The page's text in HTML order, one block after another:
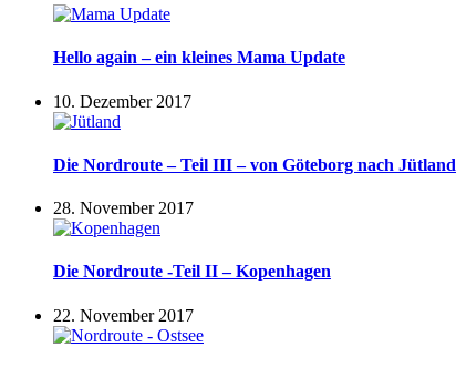
Hello again – ein kleines Mama Update
10. Dezember 2017
Die Nordroute – Teil III – von Göteborg nach Jütland
28. November 2017
Die Nordroute -Teil II – Kopenhagen
22. November 2017